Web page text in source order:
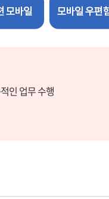
인 업무 수행